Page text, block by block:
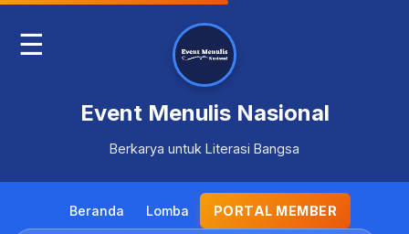
☰
Event Menulis Nasional
Berkarya untuk Literasi Bangsa
Beranda Lomba PORTAL MEMBER